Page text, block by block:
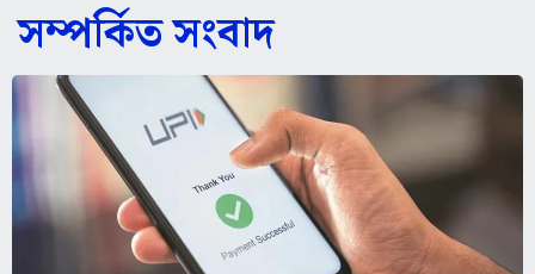
সম্পর্কিত সংবাদ